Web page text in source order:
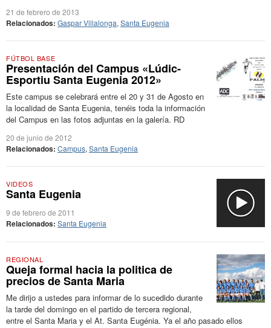
21 de febrero de 2013
Relacionados: Gaspar Villalonga, Santa Eugenia
FÚTBOL BASE
Presentación del Campus «Lúdic-
Esportiu Santa Eugenia 2012»
Este campus se celebrará entre el 20 y 31 de Agosto en
la localidad de Santa Eugenia, tenéis toda la información
del Campus en las fotos adjuntas en la galería. RD
20 de junio de 2012
Relacionados: Campus, Santa Eugenia
VIDEOS
Santa Eugenia
9 de febrero de 2011
Relacionados: Santa Eugenia
REGIONAL
Queja formal hacia la politica de
precios de Santa Maria
Me dirijo a ustedes para informar de lo sucedido durante
la tarde del domingo en el partido de tercera regional,
entre el Santa Maria y el At. Santa Eugénia. Ya el año pasado ellos